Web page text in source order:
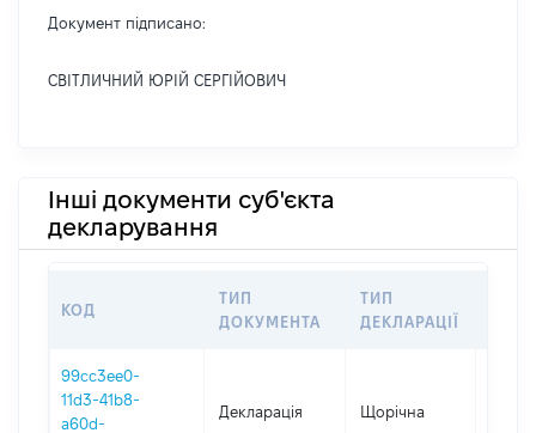
Документ підписано:
СВІТЛИЧНИЙ ЮРІЙ СЕРГІЙОВИЧ
Інші документи суб'єкта
декларування
КОД
ТИП
ДОКУМЕНТА
ТИП
ДЕКЛАРАЦІЇ
99cc3ee0-
11d3-41b8-
a60d-
Декларація Щорічна